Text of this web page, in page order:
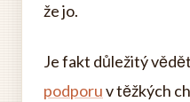
že jo.
Je fakt důležitý
podporuv těžkých